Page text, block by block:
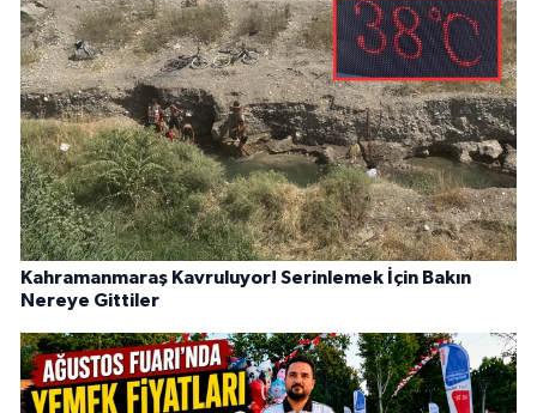
Kahramanmaraş Kavruluyor! Serinlemek İçin Bakın
Nereye Gittiler